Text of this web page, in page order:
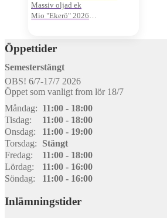
Massiv oljad ek
Mio "Ekerö" 2026
Öppettider
Semesterstängt
OBS! 6/7-17/7 2026
Öppet som vanligt from lör 18/7
Måndag: 11:00 - 18:00
Tisdag:
11:00 - 18:00
Onsdag:
11:00 - 19:00
Torsdag:
Stängt
Fredag:
11:00 - 18:00
Lördag:
11:00 - 16:00
Söndag:
11:00 - 16:00
Inlämningstider